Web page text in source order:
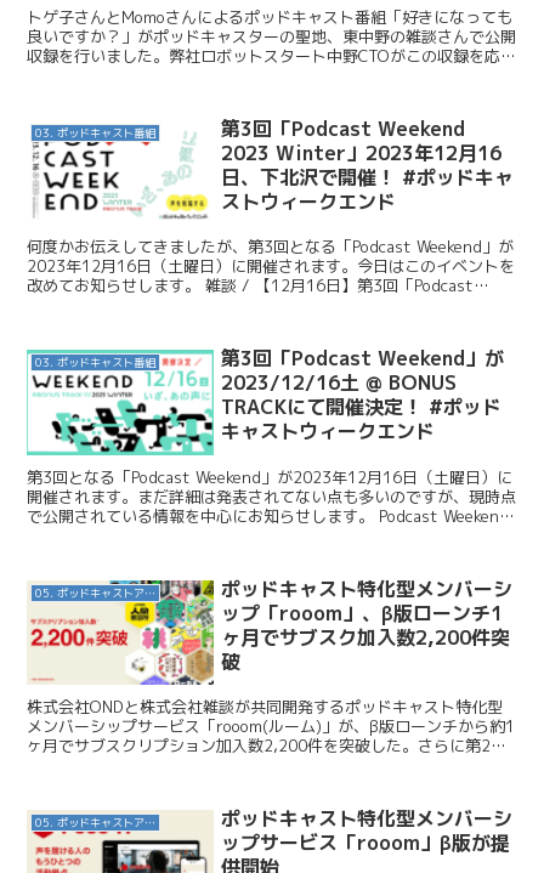
トゲ子さんとMomoさんによるポッドキャスト番組「好きになっても
良いですか？」がポッドキャスターの聖地、東中野の雑談さんで公開
収録を行いました。弊社ロボットスタート中野CTOがこの収録を応援
03. ポッドキャスト番組
第3回「Podcast Weekend
2023 Winter」2023年12月16
日、下北沢で開催！ #ポッドキャ
ストウィークエンド
何度かお伝えしてきましたが、第3回となる「Podcast Weekend」が
2023年12月16日（土曜日）に開催されます。今日はこのイベントを
改めてお知らせします。 雑談 / 【12月16日】第3回「Podcast
03. ポッドキャスト番組
第3回「Podcast Weekend」が
2023/12/16土 @ BONUS
TRACKにて開催決定！ #ポッド
キャストウィークエンド
第3回となる「Podcast Weekend」が2023年12月16日（土曜日）に
開催されます。まだ詳細は発表されてない点も多いのですが、現時点
で公開されている情報を中心にお知らせします。 Podcast Weekend
05. ポッドキャストアプリ
ポッドキャスト特化型メンバーシ
ップ「rooom」、β版ローンチ1
ヶ月でサブスク加入数2,200件突
破
株式会社ONDと株式会社雑談が共同開発するポッドキャスト特化型
メンバーシップサービス「rooom(ルーム)」が、β版ローンチから約1
ヶ月でサブスクリプション加入数2,200件を突破した。さらに第2弾
05. ポッドキャストアプリ
ポッドキャスト特化型メンバーシ
ップサービス「rooom」β版が提
供開始